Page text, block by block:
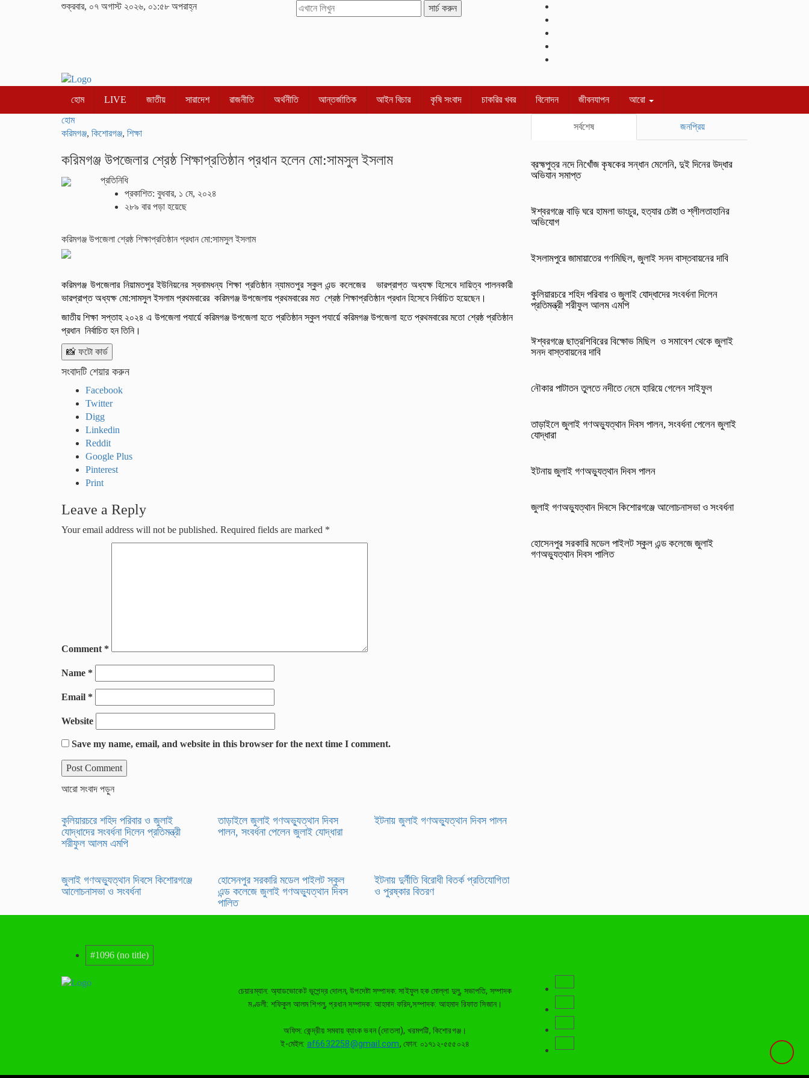
শুক্রবার, ০৭ অগাস্ট ২০২৬, ০১:৫৮ অপরাহ্ন সার্চ করুন
হোম LIVE জাতীয় সারাদেশ রাজনীতি অর্থনীতি আন্তর্জাতিক আইন বিচার কৃষি সংবাদ চাকরির খবর বিনোদন জীবনযাপন
আরো
হোম
করিমগঞ্জ, কিশোরগঞ্জ, শিক্ষা
করিমগঞ্জ উপজেলার শ্রেষ্ঠ শিক্ষাপ্রতিষ্ঠান প্রধান হলেন মো:সামসুল ইসলাম
প্রতিনিধি
প্রকাশিত: বুধবার, ১ মে, ২০২৪
২৮৯ বার পড়া হয়েছে
করিমগঞ্জ উপজেলা শ্রেষ্ঠ শিক্ষাপ্রতিষ্ঠান প্রধান মো:সামসুল ইসলাম
করিমগঞ্জ উপজেলার নিয়ামতপুর ইউনিয়নের স্বনামধন্য শিক্ষা প্রতিষ্ঠান ন্যামতপুর স্কুল এন্ড কলেজের ভারপ্রাপ্ত অধ্যক্ষ হিসেবে দায়িত্ব পালনকারী
ভারপ্রাপ্ত অধ্যক্ষ মো:সামসুল ইসলাম প্রথমবারের করিমগঞ্জ উপজেলায় প্রথমবারের মত শ্রেষ্ঠ শিক্ষাপ্রতিষ্ঠান প্রধান হিসেবে নির্বাচিত হয়েছেন।
জাতীয় শিক্ষা সপ্তাহ ২০২৪ এ উপজেলা পযার্য়ে করিমগঞ্জ উপজেলা হতে প্রতিষ্ঠান স্কুল পযার্য়ে করিমগঞ্জ উপজেলা হতে প্রথমবারের মতো শ্রেষ্ঠ প্রতিষ্ঠান
প্রধান নির্বাচিত হন তিনি।
📸 ফটো কার্ড
সংবাদটি শেয়ার করুন
Facebook
Twitter
Digg
Linkedin
Reddit
Google Plus
Pinterest
Print
Leave a Reply
Your email address will not be published. Required fields are marked *
Comment *
Name *
Email *
Website
Save my name, email, and website in this browser for the next time I comment.
আরো সংবাদ পড়ুন
কুলিয়ারচরে শহিদ পরিবার ও জুলাই
যোদ্ধাদের সংবর্ধনা দিলেন প্রতিমন্ত্রী
শরীফুল আলম এমপি
তাড়াইলে জুলাই গণঅভ্যুত্থান দিবস
পালন, সংবর্ধনা পেলেন জুলাই যোদ্ধারা
ইটনায় জুলাই গণঅভ্যুত্থান দিবস পালন
জুলাই গণঅভ্যুত্থান দিবসে কিশোরগঞ্জে
আলোচনাসভা ও সংবর্ধনা
হোসেনপুর সরকারি মডেল পাইলট স্কুল
এন্ড কলেজে জুলাই গণঅভ্যুত্থান দিবস
পালিত
ইটনায় দুর্নীতি বিরোধী বিতর্ক প্রতিযোগিতা
ও পুরষ্কার বিতরণ
সর্বশেষ জনপ্রিয়
ব্রহ্মপুত্র নদে নিখোঁজ কৃষকের সন্ধান মেলেনি, দুই দিনের উদ্ধার
অভিযান সমাপ্ত
ঈশ্বরগঞ্জে বাড়ি ঘরে হামলা ভাংচুর, হত্যার চেষ্টা ও শ্লীলতাহানির
অভিযোগ
ইসলামপুরে জামায়াতের গণমিছিল, জুলাই সনদ বাস্তবায়নের দাবি
কুলিয়ারচরে শহিদ পরিবার ও জুলাই যোদ্ধাদের সংবর্ধনা দিলেন
প্রতিমন্ত্রী শরীফুল আলম এমপি
ঈশ্বরগঞ্জে ছাত্রশিবিরের বিক্ষোভ মিছিল ও সমাবেশ থেকে জুলাই
সনদ বাস্তবায়নের দাবি
নৌকার পাটাতন তুলতে নদীতে নেমে হারিয়ে গেলেন সাইফুল
তাড়াইলে জুলাই গণঅভ্যুত্থান দিবস পালন, সংবর্ধনা পেলেন জুলাই
যোদ্ধারা
ইটনায় জুলাই গণঅভ্যুত্থান দিবস পালন
জুলাই গণঅভ্যুত্থান দিবসে কিশোরগঞ্জে আলোচনাসভা ও সংবর্ধনা
হোসেনপুর সরকারি মডেল পাইলট স্কুল এন্ড কলেজে জুলাই
গণঅভ্যুত্থান দিবস পালিত
#1096 (no title)
চেয়ারম্যান: অ্যাডভোকেট ভূপেন্দ্র দোলন, উপদেষ্টা সম্পাদক: সাইফুল হক মোল্লা দুলু, সভাপতি, সম্পাদক
মণ্ডলী: শফিকুল আলম শিপলু, প্রধান সম্পাদক: আহমাদ ফরিদ,সম্পাদক: আহমাদ রিফাত সিজান।
অফিস: কেন্দ্রীয় সমবায় ব্যাংক ভবন (দোতলা), খরমপট্টি, কিশোরগঞ্জ।
ই-মেইল: af6632258@gmail.com, ফোন: ০১৭১২-৫৫৫০২৪